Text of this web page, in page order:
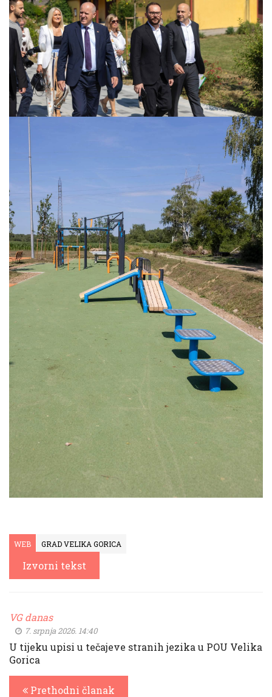
WEB GRAD VELIKA GORICA
Izvorni tekst
VG danas
7. srpnja 2026. 14:40
U tijeku upisi u tečajeve stranih jezika u POU Velika
Gorica
Prethodni članak